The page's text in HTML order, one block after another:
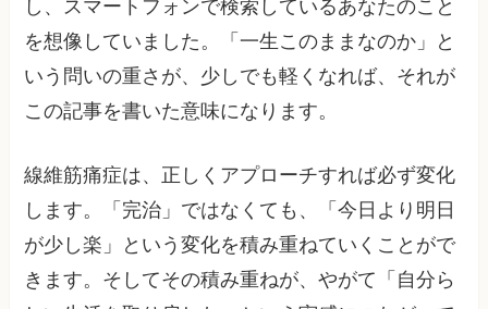
し、スマートフォンで検索しているあなたのこと
を想像していました。「一生このままなのか」と
いう問いの重さが、少しでも軽くなれば、それが
この記事を書いた意味になります。
線維筋痛症は、正しくアプローチすれば必ず変化
します。「完治」ではなくても、「今日より明日
が少し楽」という変化を積み重ねていくことがで
きます。そしてその積み重ねが、やがて「自分ら